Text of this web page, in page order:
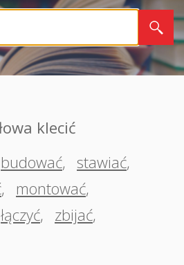
klecić
budować, stawiać,
, montować,
łączyć, zbijać,